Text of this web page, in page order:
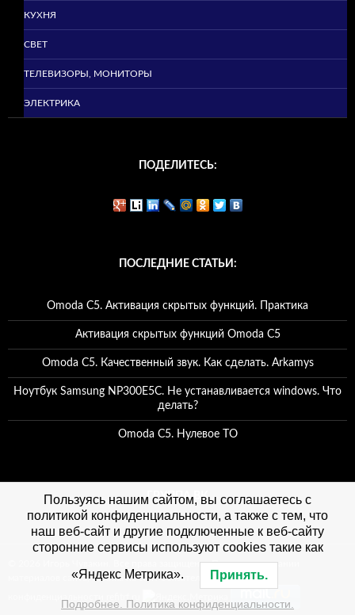
КУХНЯ
СВЕТ
ТЕЛЕВИЗОРЫ, МОНИТОРЫ
ЭЛЕКТРИКА
ПОДЕЛИТЕСЬ:
ПОСЛЕДНИЕ СТАТЬИ:
Omoda C5. Активация скрытых функций. Практика
Активация скрытых функций Omoda C5
Omoda C5. Качественный звук. Как сделать. Arkamys
Ноутбук Samsung NP300E5C. Не устанавливается windows. Что
делать?
Omoda C5. Нулевое ТО
ГРУППА ВК
© 2026 Игорь Чувакин. Все права защищены. При использовании
материалов сайта, ссылка на сайт обязательна. Политика
Пользуясь нашим сайтом, вы соглашаетесь с
политикой конфиденциальности, а также с тем, что
наш веб-сайт и другие подключенные к веб-сайту
сторонние сервисы используют cookies такие как
«Яндекс Метрика». Принять.
Подробнее. Политика конфиденциальности.